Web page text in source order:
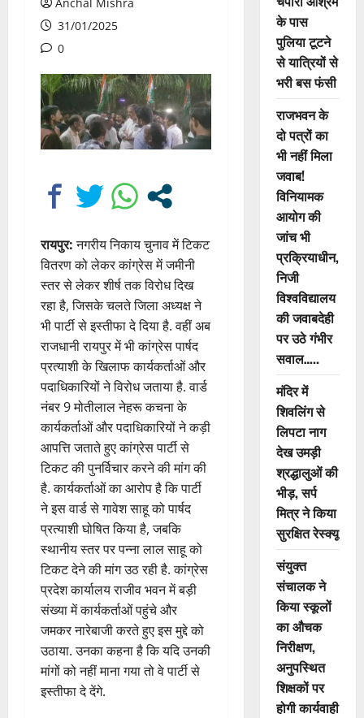
31/01/2025
0
रायपुर:नगरीय निकाय चुनाव में टिकट
वितरण को लेकर कांग्रेस में जमीनी
स्तर से लेकर शीर्ष तक विरोध दिख
रहा है, जिसके चलते जिला अध्यक्ष ने
भी पार्टी से इस्तीफा दे दिया है. वहीं अब
राजधानी रायपुर में भी कांग्रेस पार्षद
प्रत्याशी के खिलाफ कार्यकर्ताओं और
पदाधिकारियों ने विरोध जताया है. वार्ड
नंबर 9 मोतीलाल नेहरू कचना के
कार्यकर्ताओं और पदाधिकारियों ने कड़ी
आपत्ति जताते हुए कांग्रेस पार्टी से
टिकट की पुनर्विचार करने की मांग की
है. कार्यकर्ताओं का आरोप है कि पार्टी
ने इस वार्ड से गावेश साहू को पार्षद
प्रत्याशी घोषित किया है, जबकि
स्थानीय स्तर पर पन्ना लाल साहू को
टिकट देने की मांग उठ रही है. कांग्रेस
प्रदेश कार्यालय राजीव भवन में बड़ी
संख्या में कार्यकर्ताओं पहुंचे और
जमकर नारेबाजी करते हुए इस मुद्दे को
उठाया. उनका कहना है कि यदि उनकी
मांगों को नहीं माना गया तो वे पार्टी से
इस्तीफा दे देंगे.
के पास
पुलिया टूटने
से यात्रियों से
भरी बस फंसी
राजभवन के
दो पत्रों का
भी नहीं मिला
जवाब!
विनियामक
आयोग की
जांच भी
प्रक्रियाधीन,
निजी
विश्वविद्यालय
की जवाबदेही
पर उठे गंभीर
सवाल…..
मंदिर में
शिवलिंग से
लिपटा नाग
देख उमड़ी
श्रद्धालुओं की
भीड़, सर्प
मित्र ने किया
सुरक्षित रेस्क्यू
संयुक्त
संचालक ने
किया स्कूलों
का औचक
निरीक्षण,
अनुपस्थित
शिक्षकों पर
होगी कार्यवाही